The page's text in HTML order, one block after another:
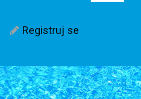
Registruj se